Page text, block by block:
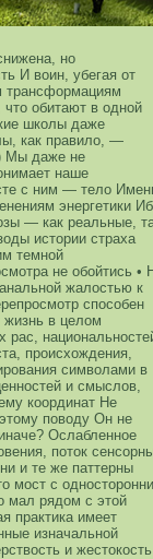
но
И воин, убегая от
трансформациям
обитают в одной
школы даже
как правило, —
Мы даже не
наше
с ним — тело
энергетики
— как реальные,
истории страха
темной
не обойтись •
жалостью к
способен
жизнь в целом
происхождения,
символами в
и смыслов,
координат Не
поводу Он не
Ослабленное
поток
и те же паттерны
мост с
мал рядом с этой
практика имеет
изначальной
и